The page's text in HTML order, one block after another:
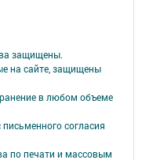
защищены.
на сайте, защищены
в любом объеме
согласия
по печати и массовым